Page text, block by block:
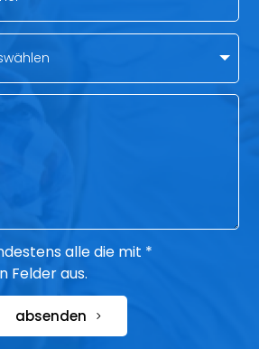
alle die mit *
Felder aus.
absenden